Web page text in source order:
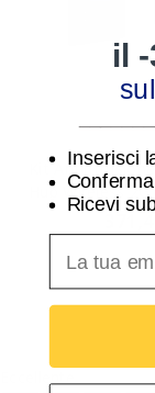
Kit
Hub Wireless
KSW3220L
il
Inserisci
Ricevi